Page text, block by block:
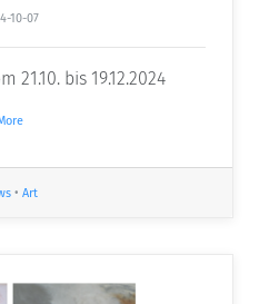
10-07
21.10. bis 19.12.2024
• Art